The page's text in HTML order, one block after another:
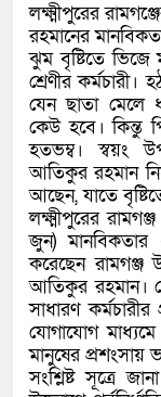
লক্ষ্মীপুরের
রহমানের
ঝুম বৃষ্টিতে
শ্রেণীর
যেন ছাতা মেলে
কেউ হবে। কিন্তু
হতভম্ব। স্বয়ং
আতিকুর রহমান
আছেন, যাতে
লক্ষ্মীপুরের
জুন)
করেছেন রামগঞ্জ
আতিকুর রহমান।
সাধারণ
যোগাযোগ
মানুষের প্রশংসায়
সংশ্লিষ্ট সূত্রে